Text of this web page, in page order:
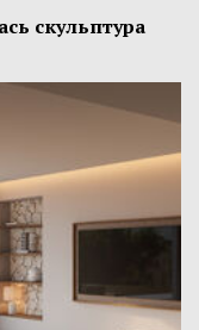
скульптура